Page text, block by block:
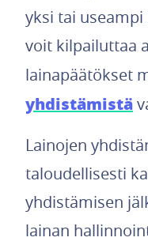
yksi tai
voit kilpailuttaa
lainapäätökset
yhdistämistä
Lainojen
taloudellisesti
yhdistämisen
lainan